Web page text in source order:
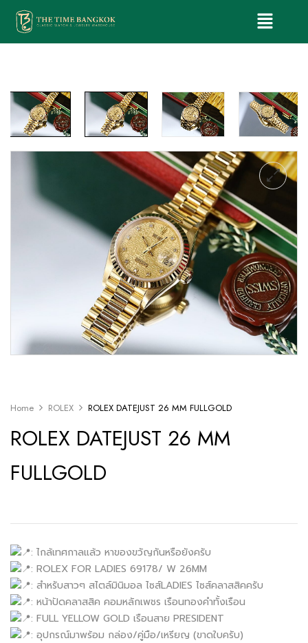
Home ROLEX ROLEX DATEJUST 26 MM FULLGOLD
ROLEX DATEJUST 26 MM
FULLGOLD
: ไกล้เทศกาลแล้ว หาของขวัญกันหรือยังครับ
: ROLEX FOR LADIES 69178/ W 26MM
: สำหรับสาวๆ สไตล์มินิมอล ไซส์LADIES ไซส์คลาสสิคครับ
: หน้าปัดคลาสสิค คอมหลักเพชร เรือนทองคำทั้งเรือน
: FULL YELLOW GOLD เรือนสาย PRESIDENT
: อุปกรณ์มาพร้อม กล่อง/คู่มือ/เหรียญ (ขาดใบครับ)